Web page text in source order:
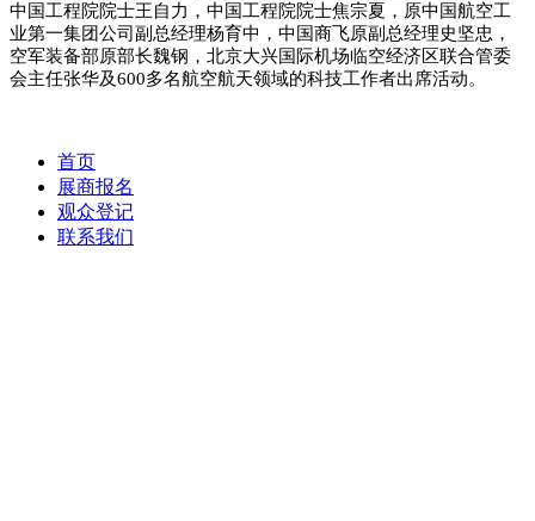
中国工程院院士王自力，中国工程院院士焦宗夏，原中国航空工
业第一集团公司副总经理杨育中，中国商飞原副总经理史坚忠，
空军装备部原部长魏钢，北京大兴国际机场临空经济区联合管委
会主任张华及600多名航空航天领域的科技工作者出席活动。
首页
展商报名
观众登记
联系我们